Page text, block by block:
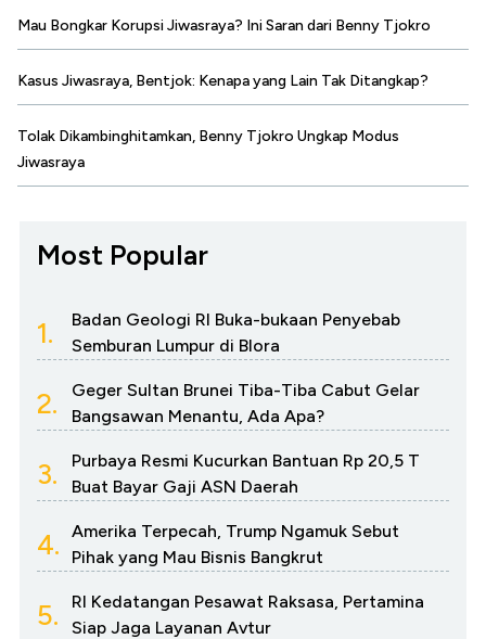
Mau Bongkar Korupsi Jiwasraya? Ini Saran dari Benny Tjokro
Kasus Jiwasraya, Bentjok: Kenapa yang Lain Tak Ditangkap?
Tolak Dikambinghitamkan, Benny Tjokro Ungkap Modus
Jiwasraya
Most Popular
1.
Badan Geologi RI Buka-bukaan Penyebab
Semburan Lumpur di Blora
2.
Geger Sultan Brunei Tiba-Tiba Cabut Gelar
Bangsawan Menantu, Ada Apa?
3.
Purbaya Resmi Kucurkan Bantuan Rp 20,5 T
Buat Bayar Gaji ASN Daerah
4.
Amerika Terpecah, Trump Ngamuk Sebut
Pihak yang Mau Bisnis Bangkrut
5.
RI Kedatangan Pesawat Raksasa, Pertamina
Siap Jaga Layanan Avtur